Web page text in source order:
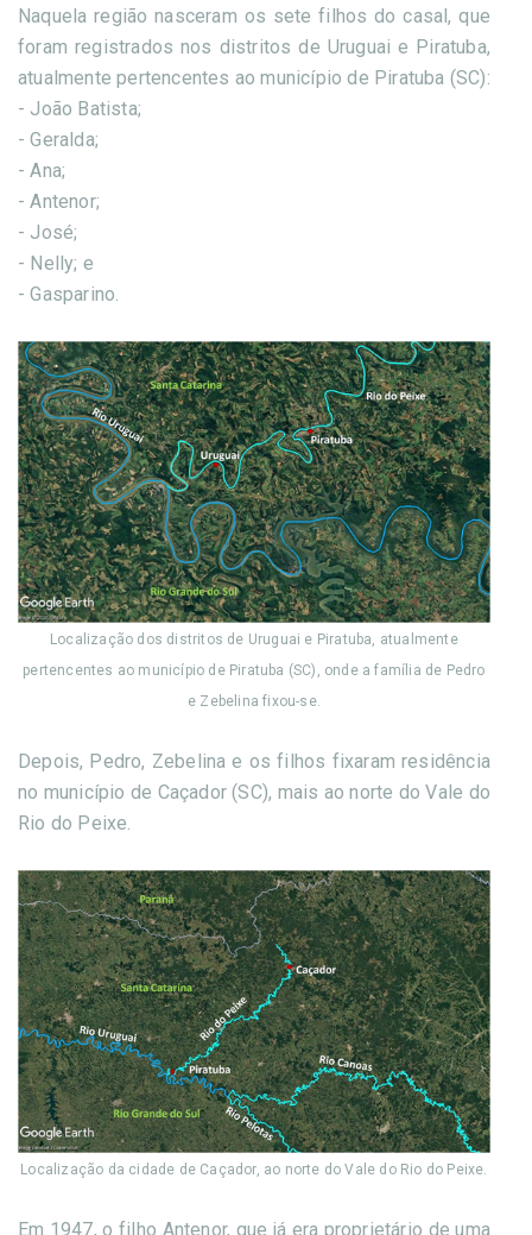
Naquela região nasceram os sete filhos do casal, que
foram registrados nos distritos de Uruguai e Piratuba,
atualmente pertencentes ao município de Piratuba (SC):
- João Batista;
- Geralda;
- Ana;
- Antenor;
- José;
- Nelly; e
- Gasparino.
Localização dos distritos de Uruguai e Piratuba, atualmente
pertencentes ao município de Piratuba (SC), onde a família de Pedro
e Zebelina fixou-se.
Depois, Pedro, Zebelina e os filhos fixaram residência
no município de Caçador (SC), mais ao norte do Vale do
Rio do Peixe.
Localização da cidade de Caçador, ao norte do Vale do Rio do Peixe.
Em 1947, o filho Antenor, que já era proprietário de uma